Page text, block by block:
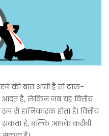
की बात आती है तो टाल-
है, लेकिन जब यह वित्तीय
से हानिकारक होता है। वित्तीय
है, बल्कि आपके करीबी